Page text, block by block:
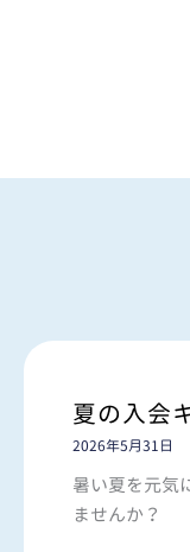
夏の入会
2026年5月31日
暑い夏を元気
ませんか？